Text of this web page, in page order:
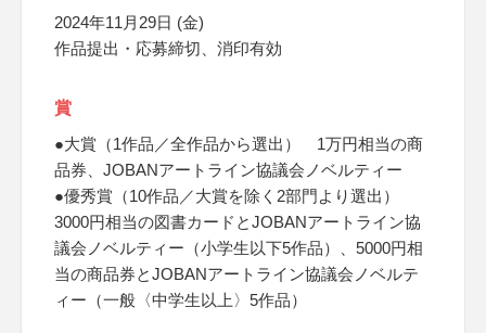
2024年11月29日 (金)
作品提出・応募締切、消印有効
賞
●大賞（1作品／全作品から選出） 1万円相当の商
品券、JOBANアートライン協議会ノベルティー
●優秀賞（10作品／大賞を除く2部門より選出）
3000円相当の図書カードとJOBANアートライン協
議会ノベルティー（小学生以下5作品）、5000円相
当の商品券とJOBANアートライン協議会ノベルテ
ィー（一般〈中学生以上〉5作品）